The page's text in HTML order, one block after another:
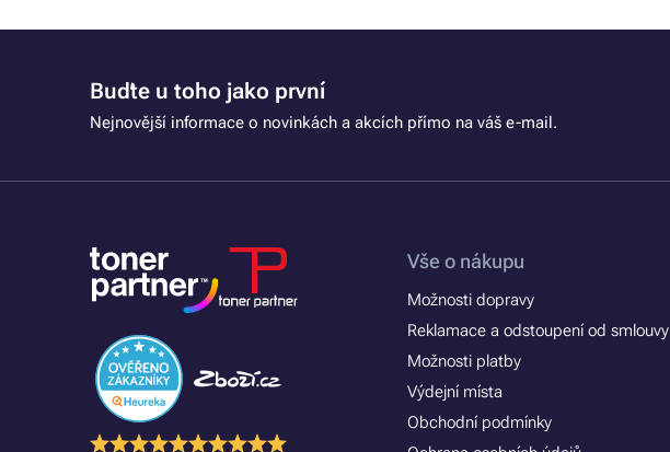
Buďte u toho jako první
Nejnovější informace o novinkách a akcích přímo na váš e-mail.
Vše o nákupu
Možnosti dopravy
Reklamace a odstoupení od smlouvy
Možnosti platby
Výdejní místa
Obchodní podmínky